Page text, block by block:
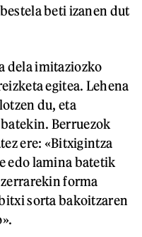
beti izanen dut
dela imitaziozko
egitea. Lehena
du, eta
Berruezok
ere: «Bitxigintza
edo lamina batetik
forma
sorta bakoitzaren